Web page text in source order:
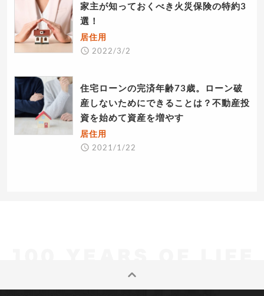
家主が知っておくべき火災保険の特約3
選！
居住用
2022/3/2
住宅ローンの完済年齢73歳。ローン破
産しないためにできることは？不動産投
資を始めて資産を増やす
居住用
2021/1/22